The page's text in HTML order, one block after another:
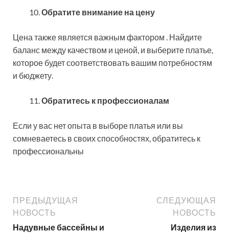
Обратите внимание на цену
Цена также является важным фактором . Найдите
баланс между качеством и ценой, и выберите платье,
которое будет соответствовать вашим потребностям
и бюджету.
Обратитесь к профессионалам
Если у вас нет опыта в выборе платья или вы
сомневаетесь в своих способностях, обратитесь к
профессиональны
ПРЕДЫДУЩАЯ
НОВОСТЬ
Надувные бассейны и
СЛЕДУЮЩАЯ
НОВОСТЬ
Изделия из